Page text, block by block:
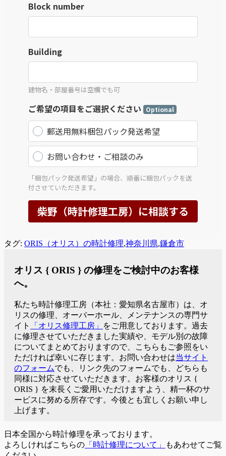
タグ: ORIS（オリス）の時計修理,神奈川県,鎌倉市
オリス { ORIS } の修理をご検討中のお客様
へ。
私たち時計修理工房（本社：愛知県名古屋市）は、オ
リスの修理、オーバーホール、メンテナンスの専門サ
イト
「オリス修理工房」
をご用意しております。過去
に修理させていただきました実績や、モデル別の故障
についてまとめておりますので、こちらもご参照をい
ただければ幸いに存じます。お問い合わせは当サイト
のフォームでも、リンク先のフォームでも、どちらも
同様に対応させていただきます。お客様のオリス {
ORIS } を末長くご愛用いただけますよう、精一杯のサ
ービスに努める所存です。今後とも宜しくお願い申し
上げます。
日本全国から時計修理を承っております。
よろしければこちらの 「時計修理について」
もあわせてご覧